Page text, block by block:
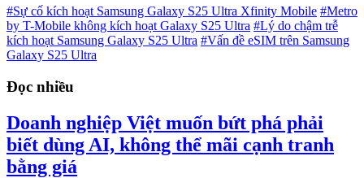
#Sự cố kích hoạt Samsung Galaxy S25 Ultra Xfinity Mobile #Metro
by T-Mobile không kích hoạt Galaxy S25 Ultra #Lý do chậm trễ
kích hoạt Samsung Galaxy S25 Ultra #Vấn đề eSIM trên Samsung
Galaxy S25 Ultra
Đọc nhiều
Doanh nghiệp Việt muốn bứt phá phải
biết dùng AI, không thể mãi cạnh tranh
bằng giá